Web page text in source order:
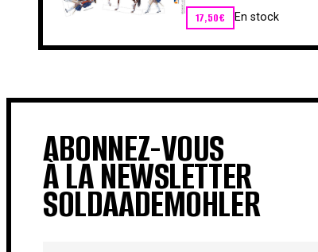
17,50€ En stock
ABONNEZ-VOUS
À LA NEWSLETTER
SOLDAADEMOHLER